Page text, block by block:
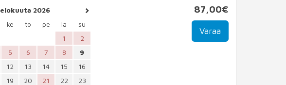
elokuuta 2026
ke to pe la
su
1
2
5 6 7 8
9
12 13 14 15
16
19 20 21 22
23
87,00€